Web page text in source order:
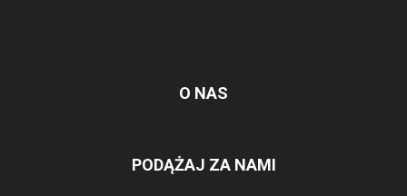
O NAS
PODĄŻAJ ZA NAMI